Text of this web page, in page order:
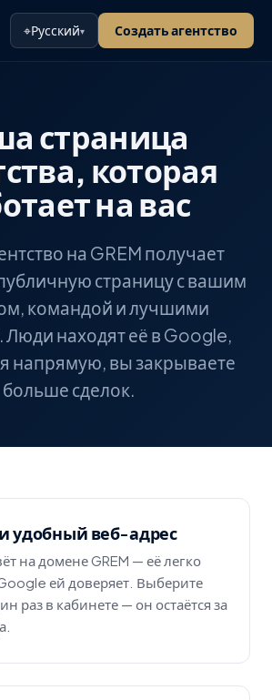
⌖Русский▾ Создать агентство
страница
которая
на вас
на GREM получает
страницу с вашим
командой и лучшими
Люди находят её в Google,
напрямую, вы закрываете
больше сделок.
удобный веб-адрес
на домене GREM — её легко
ей доверяет. Выберите
раз в кабинете — он остаётся за